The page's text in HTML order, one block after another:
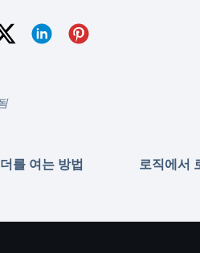
를 여는 방법 로직에서